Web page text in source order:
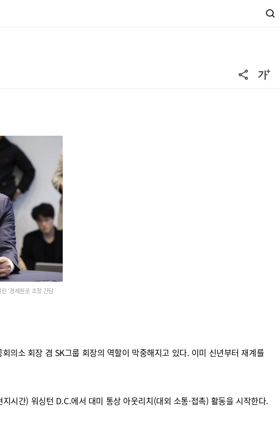
‘경제원로 초청 간담
의소 회장 겸 SK그룹 회장의 역할이 막중해지고 있다. 이미 신년부터 재계를
시간) 워싱턴 D.C.에서 대미 통상 아웃리치(대외 소통·접촉) 활동을 시작한다.